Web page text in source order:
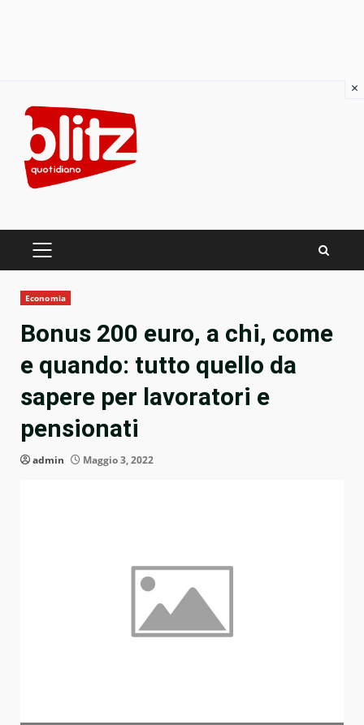
content
PRIMARY
Economia
Bonus 200 euro, a chi, come
e quando: tutto quello da
sapere per lavoratori e
pensionati
admin Maggio 3, 2022
×